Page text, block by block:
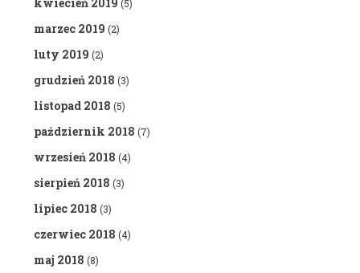
(5)
marzec 2019 (2)
luty 2019 (2)
grudzień 2018 (3)
listopad 2018 (5)
październik 2018 (7)
wrzesień 2018 (4)
sierpień 2018 (3)
lipiec 2018 (3)
czerwiec 2018 (4)
maj 2018 (8)